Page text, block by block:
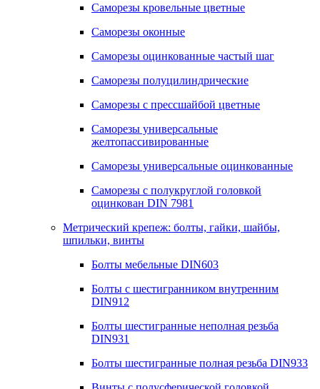
Саморезы кровельные цветные
Саморезы оконные
Саморезы оцинкованные частый шаг
Саморезы полуцилиндрические
Саморезы с прессшайбой цветные
Саморезы универсальные
желтопассивированные
Саморезы универсальные оцинкованные
Саморезы с полукруглой головкой
оцинкован DIN 7981
Метрический крепеж: болты, гайки, шайбы,
шпильки, винты
Болты мебельные DIN603
Болты с шестигранником внутренним
DIN912
Болты шестигранные неполная резьба
DIN931
Болты шестигранные полная резьба DIN933